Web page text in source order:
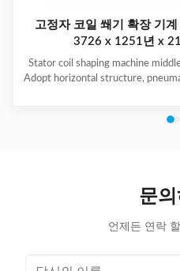
고정자 코일 쐐기 확장 기
3726 x 1251년 x
Stator coil shaping machine
Adopt horizontal structure,
expanding blades is synchronous,
after expending.
문의
언제든 연락